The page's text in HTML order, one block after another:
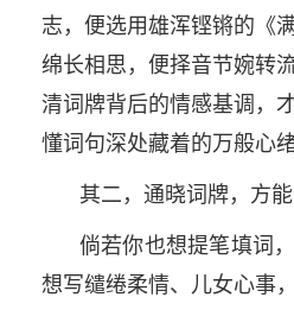
志，便选用雄浑铿锵的《
绵长相思，便择音节婉转
清词牌背后的情感基调，
懂词句深处藏着的万般心绪
其二，通晓词牌，方能
倘若你也想提笔填词
想写缱绻柔情、儿女心事